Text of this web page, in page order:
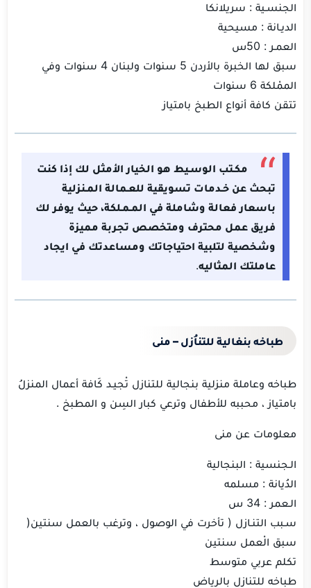
الجنسـية : سريلانكا
الديـانة : مسيحية
العمـر : 50س
سبق لها الخبرة بالأردن 5 سنوات ولبنان 4 سنوات وفي
الممْلكة 6 سنوات
تتقن كافة أنواع الطبخ بامتياز
مكـتب الوسـيط هو الخيار الأمثل لك إذا كنت
تبحث عن خـدمات تسويقية للعـمالة المـنزلية
باسعار فعالة وشاملة في المـمـلكة، حيث يوفر لك
فريق عمل محترف ومتخصص تجربة مميزة
وشخصية لتلبية احتياجاتك ومساعدتك في ايجاد
عاملتك المثاليه.
طباخه بنغالية للتناُزل – منى
طباخه وعاملة منزلية بنجالية للتنازل تْجيـد كَافة أعمال المنزلُ
بامتياز ، محببه للأطفال وترعي كبار السِن و المطبخ .
معلومات عن منى
الـجنسية : البنجالية
الدُيانة : مسلمه
الـعمر : 34 س
سـبب التنـازل ( تأخرت في الوصول ، وترغب بالعمل سنتين(
سبق الْعمل سنتين
تكلم عربي متوسط
طباخه للتنازل بالرياض